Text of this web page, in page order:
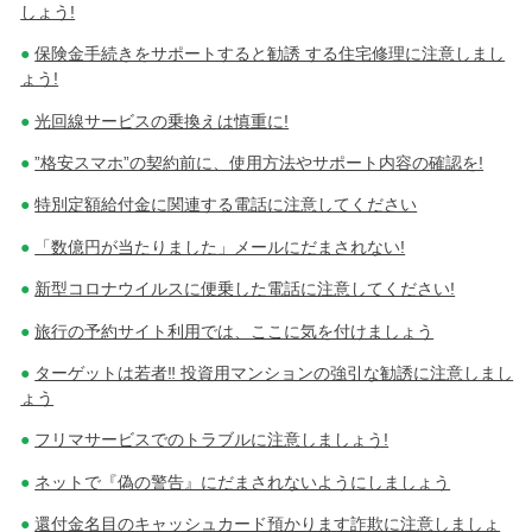
しょう!
保険金手続きをサポートすると勧誘 する住宅修理に注意しまし
ょう!
光回線サービスの乗換えは慎重に!
”格安スマホ”の契約前に、使用方法やサポート内容の確認を!
特別定額給付金に関連する電話に注意してください
「数億円が当たりました」メールにだまされない!
新型コロナウイルスに便乗した電話に注意してください!
旅行の予約サイト利用では、ここに気を付けましょう
ターゲットは若者‼ 投資用マンションの強引な勧誘に注意しまし
ょう
フリマサービスでのトラブルに注意しましょう!
ネットで『偽の警告』にだまされないようにしましょう
還付金名目のキャッシュカード預かります詐欺に注意しましょ